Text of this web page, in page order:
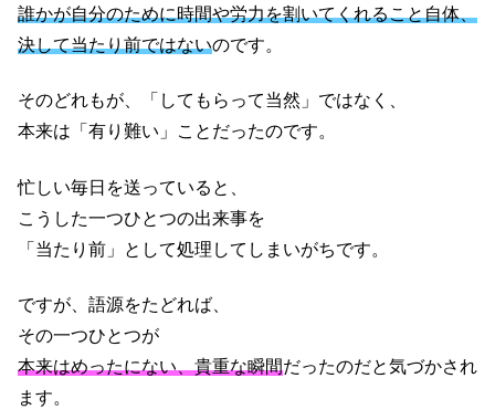
誰かが自分のために時間や労力を割いてくれること自体、
決して当たり前ではないのです。
そのどれもが、「してもらって当然」ではなく、
本来は「有り難い」ことだったのです。
忙しい毎日を送っていると、
こうした一つひとつの出来事を
「当たり前」として処理してしまいがちです。
ですが、語源をたどれば、
その一つひとつが
本来はめったにない、貴重な瞬間だったのだと気づかされ
ます。